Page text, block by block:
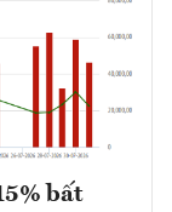
bất